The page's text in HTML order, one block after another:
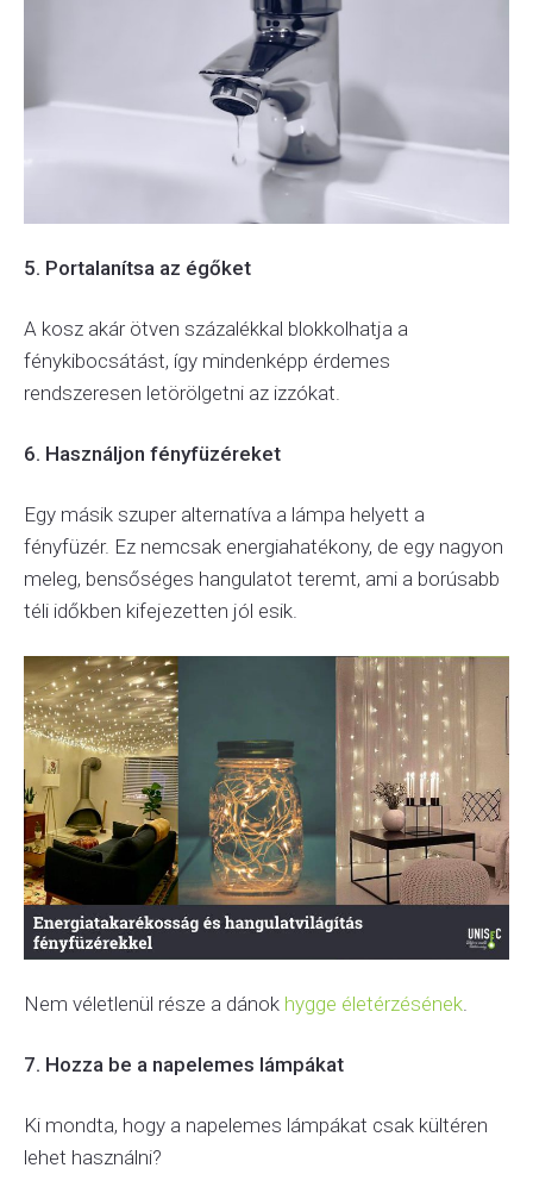
5. Portalanítsa az égőket
A kosz akár ötven százalékkal blokkolhatja a
fénykibocsátást, így mindenképp érdemes
rendszeresen letörölgetni az izzókat.
6. Használjon fényfüzéreket
Egy másik szuper alternatíva a lámpa helyett a
fényfüzér. Ez nemcsak energiahatékony, de egy nagyon
meleg, bensőséges hangulatot teremt, ami a borúsabb
téli időkben kifejezetten jól esik.
Nem véletlenül része a dánok hygge életérzésének
7. Hozza be a napelemes lámpákat
Ki mondta, hogy a napelemes lámpákat csak kültéren
lehet használni?